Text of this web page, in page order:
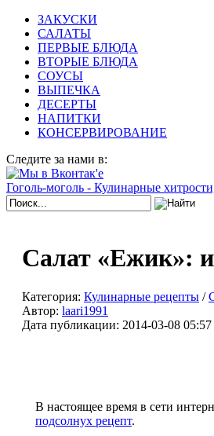
ЗАКУСКИ
САЛАТЫ
ПЕРВЫЕ БЛЮДА
ВТОРЫЕ БЛЮДА
СОУСЫ
ВЫПЕЧКА
ДЕСЕРТЫ
НАПИТКИ
КОНСЕРВИРОВАНИЕ
Следите за нами в:
Гоголь-моголь - Кулинарные
Салат «Ежик»:
Категория: Кулинарные рецепты /
Автор: laari1991
Дата публикации: 2014-03-08 05:57
В настоящее время в сети
подсолнух рецепт.